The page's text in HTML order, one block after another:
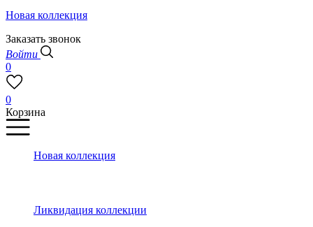
Новая коллекция
Заказать звонок
Войти
0
0
Корзина
Новая коллекция
Ликвидация коллекции